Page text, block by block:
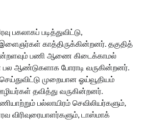
பகலாகப் படித்துவிட்டு,
காத்திருக்கின்றனர். தகுதித்
இன்றளவும் பணி ஆணை கிடைக்காமல்
பல ஆண்டுகளாக போராடி வருகின்றனர்.
முறையான ஓய்வூதியம்
தவித்து வருகின்றனர்.
பல்லாயிரம் செவிலியர்களும்,
விரிவுரையாளர்களும், டாஸ்மாக்